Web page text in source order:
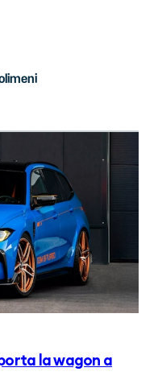
la wagon a